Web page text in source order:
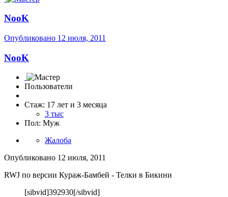
NooK
Опубликовано 12 июля, 2011
NooK
Пользователи
Стаж: 17 лет и 3 месяца
3 тыс
Пол: Муж
Жалоба
Опубликовано 12 июля, 2011
RWJ по версии Кураж-Бамбей - Телки в Бикини
[sibvid]392930[/sibvid]